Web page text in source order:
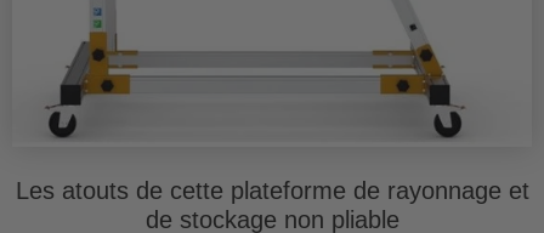
Les atouts de cette plateforme de rayonnage et
de stockage non pliable